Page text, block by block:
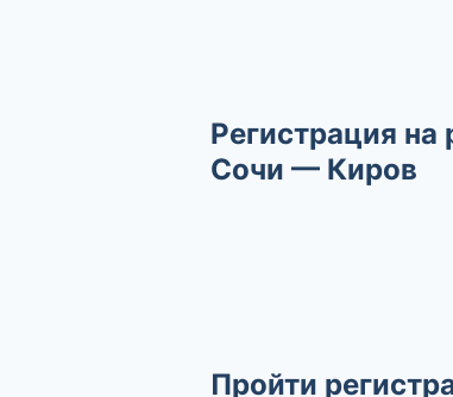
Регистрация на
Сочи — Киров
Пройти